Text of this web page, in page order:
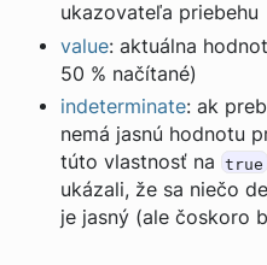
ukazovateľa priebehu
value: aktuálna
50 % načítané)
indeterminate: ak
nemá jasnú hodnotu
túto vlastnosť na
true
ukázali, že sa niečo
je jasný (ale čoskoro